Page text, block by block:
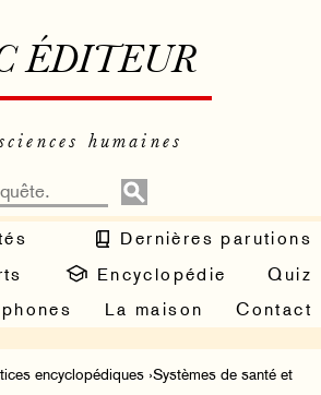
ÉDITEUR
humaines
Dernières parutions
Encyclopédie
Quiz
La maison Contact
encyclopédiques ›Systèmes de santé et